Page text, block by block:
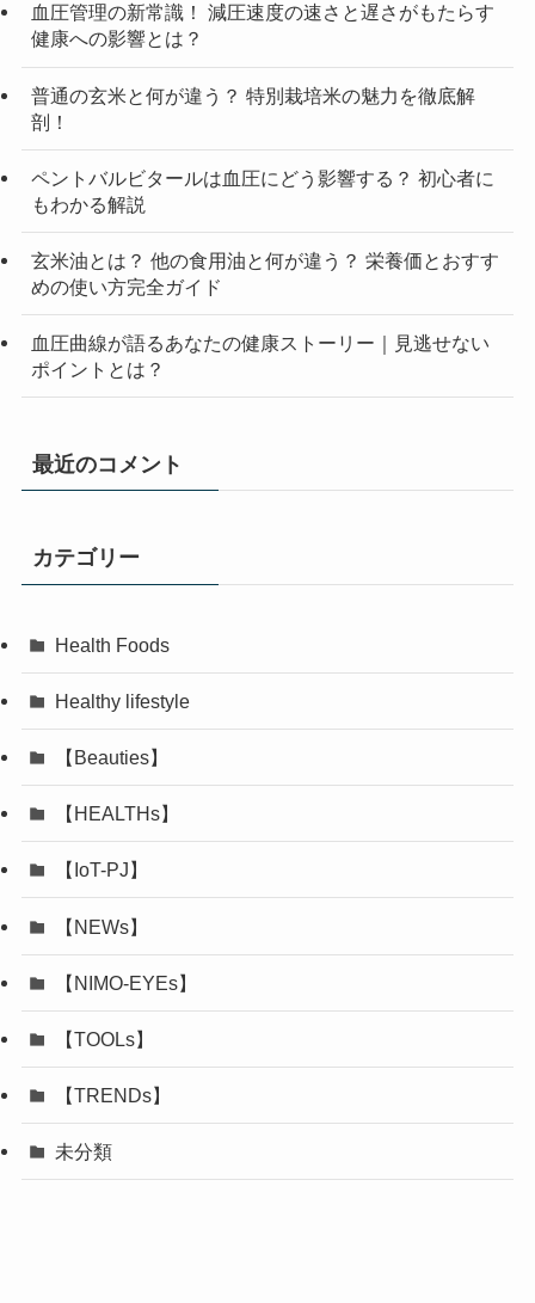
血圧管理の新常識！ 減圧速度の速さと遅さがもたらす
健康への影響とは？
普通の玄米と何が違う？ 特別栽培米の魅力を徹底解
剖！
ペントバルビタールは血圧にどう影響する？ 初心者に
もわかる解説
玄米油とは？ 他の食用油と何が違う？ 栄養価とおすす
めの使い方完全ガイド
血圧曲線が語るあなたの健康ストーリー｜見逃せない
ポイントとは？
最近のコメント
カテゴリー
Health Foods
Healthy lifestyle
【Beauties】
【HEALTHs】
【IoT-PJ】
【NEWs】
【NIMO-EYEs】
【TOOLs】
【TRENDs】
未分類